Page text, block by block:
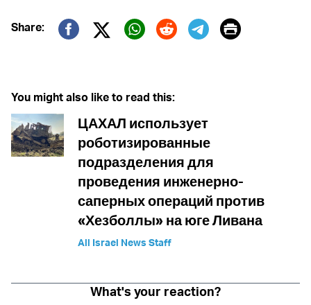
Share:
Twitter (X)
Print
You might also like to read this:
ЦАХАЛ использует
роботизированные
подразделения для
проведения инженерно-
саперных операций против
«Хезболлы» на юге Ливана
All Israel News Staff